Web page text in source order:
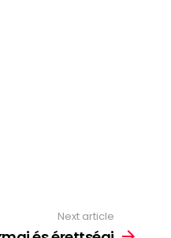
Next article